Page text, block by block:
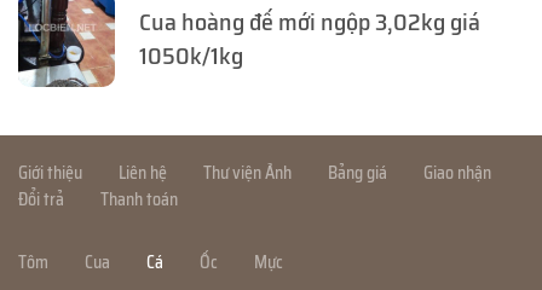
Cua hoàng đế mới ngộp 3,02kg giá
1050k/1kg
Giới thiệu Liên hệ Thư viện Ảnh Bảng giá
Giao nhận
Đổi trả
Thanh toán
Tôm Cua Cá Ốc Mực